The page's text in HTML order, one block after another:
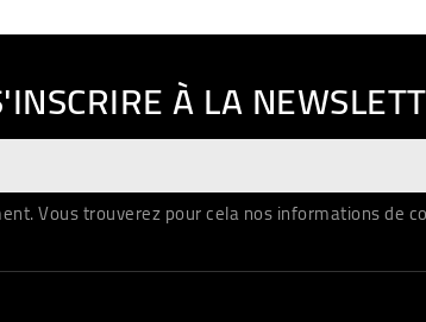
À LA
Vous trouverez pour cela nos informations de